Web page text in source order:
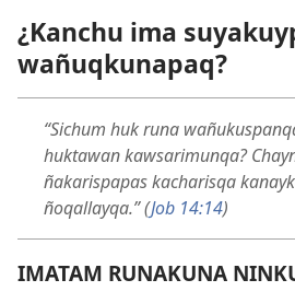
¿Kanchu ima
wañuqkunapaq?
“Sichum huk runa
huktawan kawsarimunqa?
ñakarispapas kacharisqa
ñoqallayqa.” (Job 14:14)
IMATAM RUNAKUNA